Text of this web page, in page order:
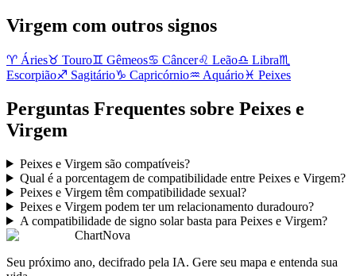
Virgem com outros signos
♈ Áries♉ Touro♊ Gêmeos♋ Câncer♌ Leão♎ Libra♏
Escorpião♐ Sagitário♑ Capricórnio♒ Aquário♓ Peixes
Perguntas Frequentes sobre Peixes e
Virgem
Peixes e Virgem são compatíveis?
Qual é a porcentagem de compatibilidade entre Peixes e Virgem?
Peixes e Virgem têm compatibilidade sexual?
Peixes e Virgem podem ter um relacionamento duradouro?
A compatibilidade de signo solar basta para Peixes e Virgem?
ChartNova
Seu próximo ano, decifrado pela IA. Gere seu mapa e entenda sua